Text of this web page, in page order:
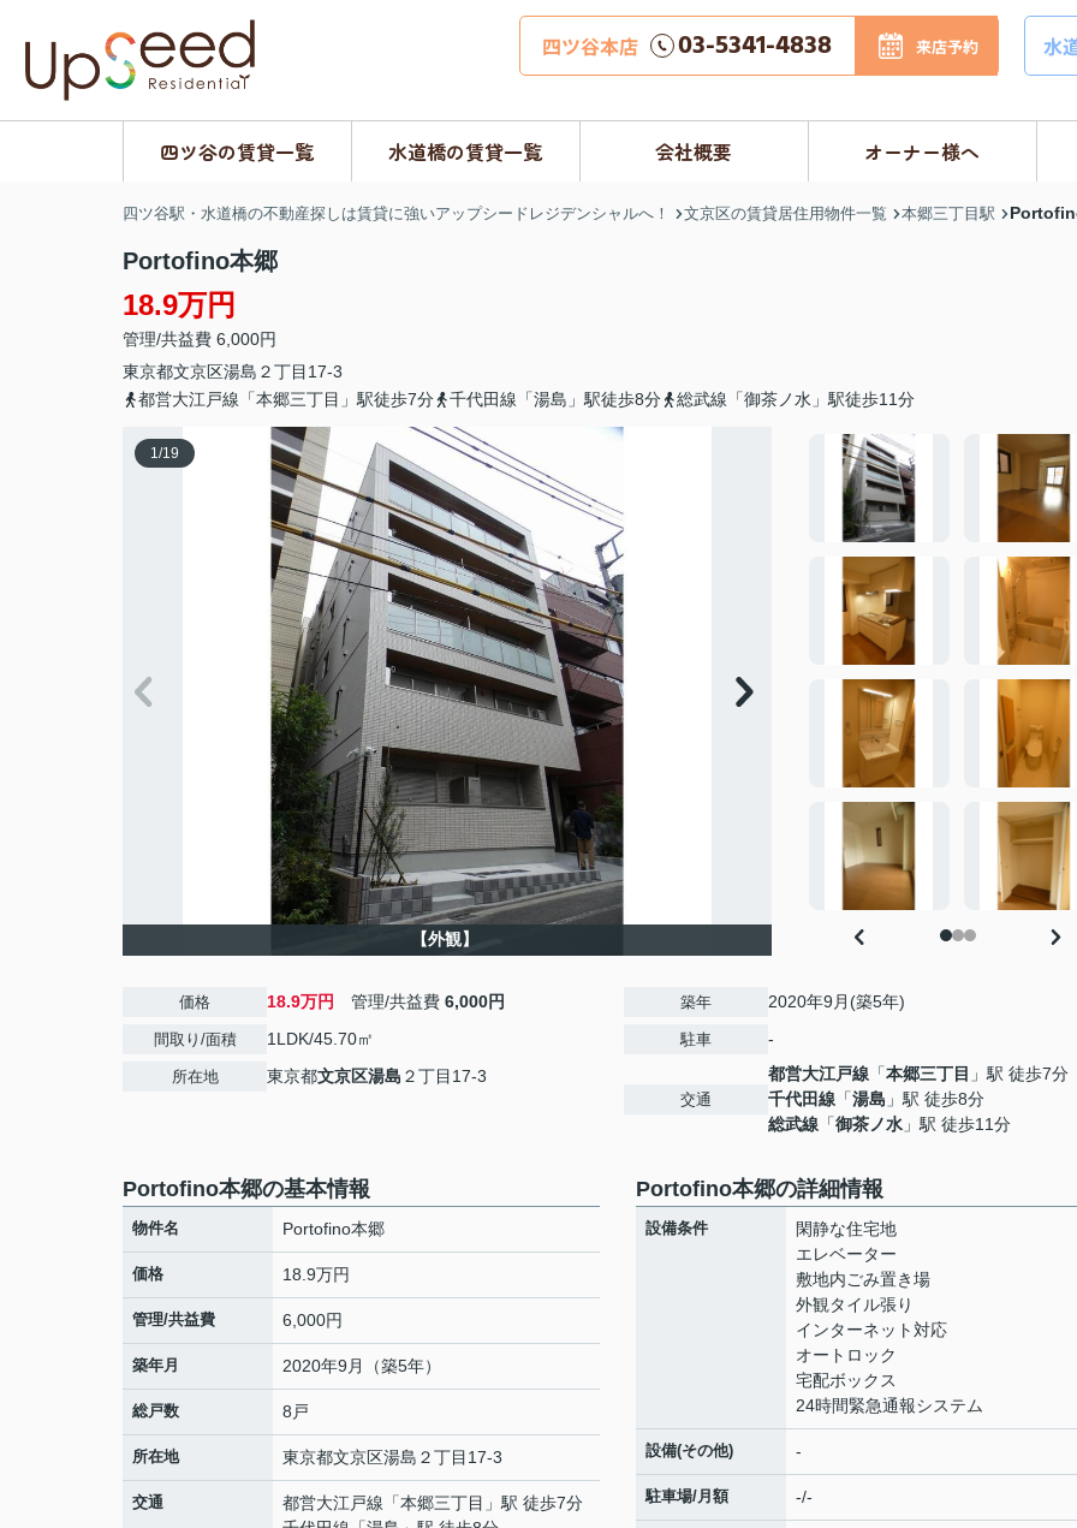
四ツ谷本店 03-5341-4838 来店予約 水
四ツ谷の賃貸一覧 水道橋の賃貸一覧 会社概要 オーナー様へ
四ツ谷駅・水道橋の不動産探しは賃貸に強いアップシードレジデンシャルへ！ 文京区の賃貸居住用物件一覧 本郷三丁目駅
Portofino本郷
18.9万円
管理/共益費 6,000円
東京都文京区湯島 ２丁目17-3
都営大江戸線「本郷三丁目」駅徒歩7分
千代田線「湯島」駅徒歩8分 総武線「御茶ノ水」駅徒歩11分
1/19
【外観】
価格 18.9万円 管理/共益費 6,000円
間取り/面積 1LDK/45.70㎡
所在地 東京都文京区湯島 ２丁目17-3
築年 2020年9月(築5年)
駐車 -
交通
都営大江戸線 「本郷三丁目 」駅 徒歩7分
千代田線 「湯島 」駅 徒歩8分
総武線 「御茶ノ水 」駅 徒歩11分
Portofino本郷の基本情報
物件名 Portofino本郷
価格 18.9万円
管理/共益費 6,000円
築年月 2020年9月（築5年）
総戸数 8戸
所在地 東京都文京区湯島 ２丁目17-3
交通 都営大江戸線 「本郷三丁目 」駅 徒歩7分
Portofino本郷の詳細情報
設備条件
閑静な住宅地
エレベーター
敷地内ごみ置き場
外観タイル張り
インターネット対応
オートロック
宅配ボックス
24時間緊急通報システム
設備(その他) -
駐車場/月額 -/-